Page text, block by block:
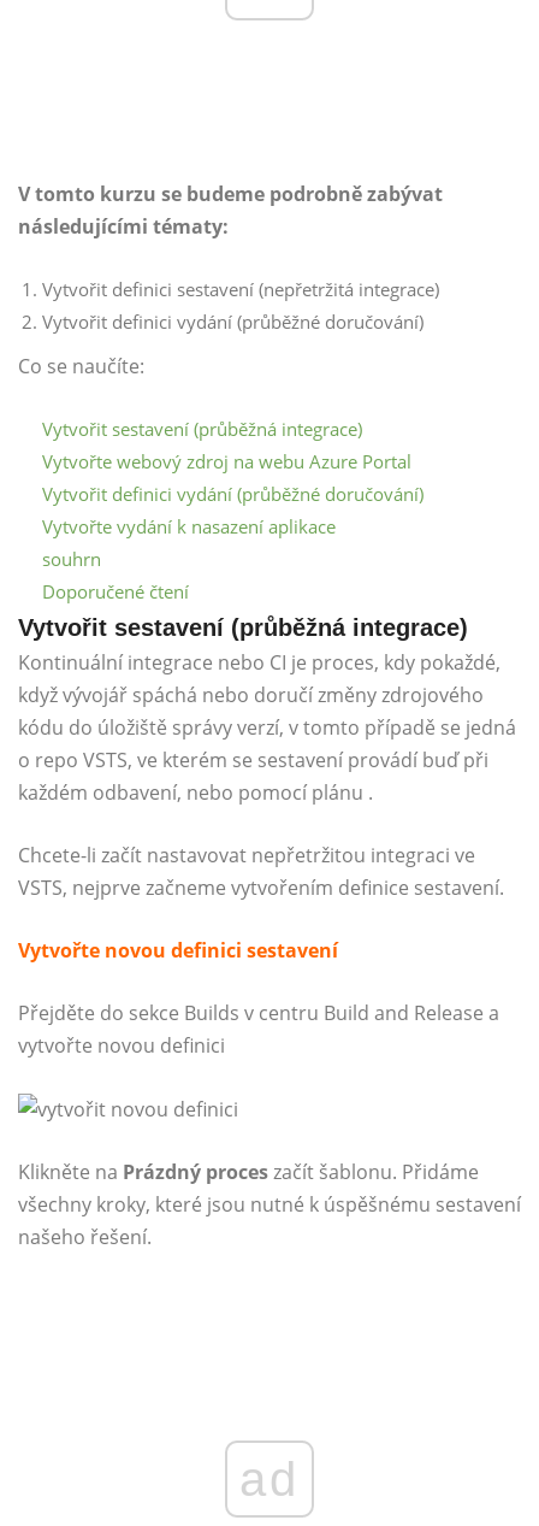
V tomto kurzu se budeme podrobně zabývat
následujícími tématy:
Vytvořit definici sestavení (nepřetržitá integrace)
Vytvořit definici vydání (průběžné doručování)
Co se naučíte:
Vytvořit sestavení (průběžná integrace)
Vytvořte webový zdroj na webu Azure Portal
Vytvořit definici vydání (průběžné doručování)
Vytvořte vydání k nasazení aplikace
souhrn
Doporučené čtení
Vytvořit sestavení (průběžná integrace)
Kontinuální integrace nebo CI je proces, kdy pokaždé,
když vývojář spáchá nebo doručí změny zdrojového
kódu do úložiště správy verzí, v tomto případě se jedná
o repo VSTS, ve kterém se sestavení provádí buď při
každém odbavení, nebo pomocí plánu .
Chcete-li začít nastavovat nepřetržitou integraci ve
VSTS, nejprve začneme vytvořením definice sestavení.
Vytvořte novou definici sestavení
Přejděte do sekce Builds v centru Build and Release a
vytvořte novou definici
Klikněte na Prázdný proceszačít šablonu. Přidáme
všechny kroky, které jsou nutné k úspěšnému sestavení
našeho řešení.
ad